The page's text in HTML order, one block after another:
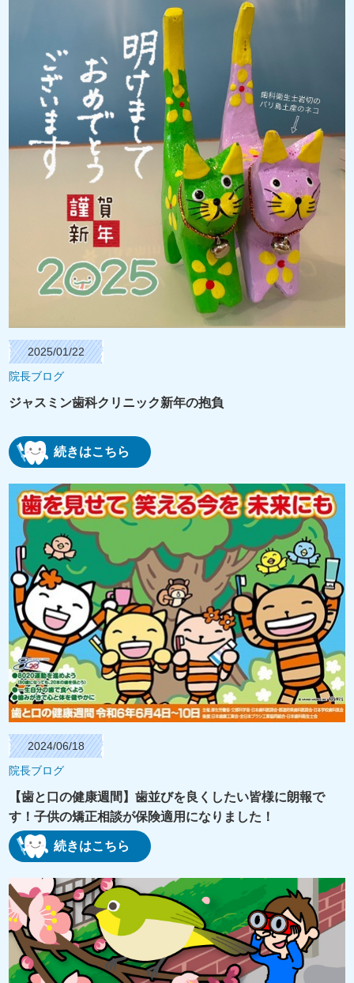
2025/01/22
院長ブログ
ジャスミン歯科クリニック新年の抱負
続きはこちら
2024/06/18
院長ブログ
【歯と口の健康週間】歯並びを良くしたい皆様に朗報で
す！子供の矯正相談が保険適用になりました！
続きはこちら